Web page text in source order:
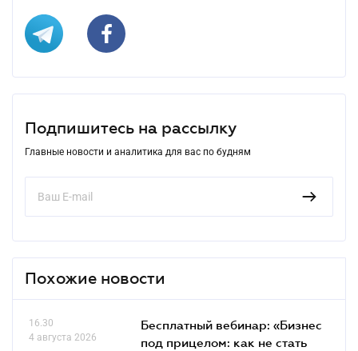
Подпишитесь на рассылку
Главные новости и аналитика для вас по будням
Похожие новости
16.30
4 августа 2026
Бесплатный вебинар: «Бизнес
под прицелом: как не стать